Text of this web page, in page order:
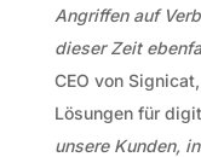
Angriffen auf
dieser Zeit
CEO von
Lösungen für
unsere Kunden,